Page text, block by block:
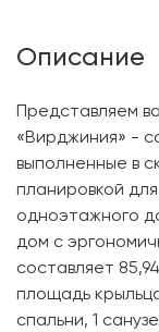
Описание
Представляем
«Вирджиния» -
выполненные в
планировкой
одноэтажного
дом с
составляет
площадь
спальни, 1